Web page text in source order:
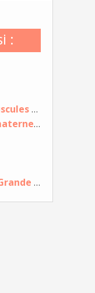
:
Fichier / Ecrire les lettres majuscules et cursives
Fichier / Ecrire les chiffres en maternelle
Programmation phonologie / Grande Section